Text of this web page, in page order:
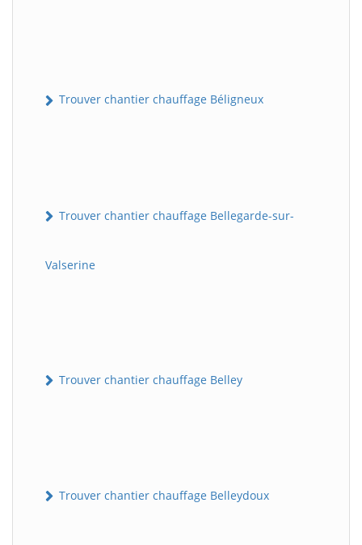
Trouver chantier chauffage Béligneux
Trouver chantier chauffage Bellegarde-sur-
Valserine
Trouver chantier chauffage Belley
Trouver chantier chauffage Belleydoux